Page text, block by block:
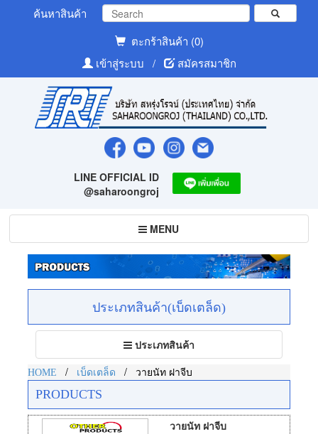
ค้นหาสินค้า
ตะกร้าสินค้า (0)
เข้าสู่ระบบ
/ สมัครสมาชิก
LINE OFFICIAL ID
@saharoongroj
Toggle
navigation
MENU
ประเภทสินค้า(เบ็ดเตล็ด)
Toggle
navigation
ประเภทสินค้า
HOME / เบ็ดเตล็ด / วายนัท ฝาจีบ
PRODUCTS
วายนัท ฝาจีบ